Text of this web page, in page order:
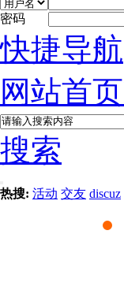
密码
快捷导航
网站首页
搜索
热搜: 活动 交友 discuz